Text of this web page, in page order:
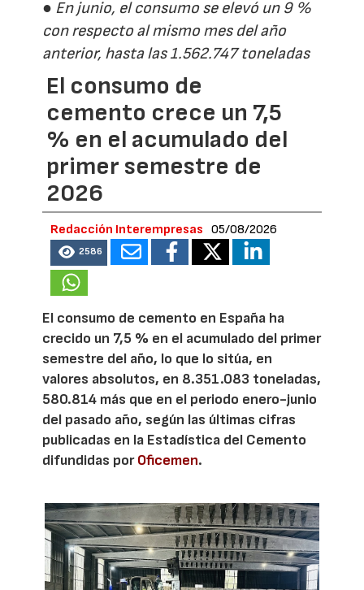
● En junio, el consumo se elevó un 9 %
con respecto al mismo mes del año
anterior, hasta las 1.562.747 toneladas
El consumo de
cemento crece un 7,5
% en el acumulado del
primer semestre de
2026
Redacción Interempresas 05/08/2026
2586
El consumo de cemento en España ha
crecido un 7,5 % en el acumulado del primer
semestre del año, lo que lo sitúa, en
valores absolutos, en 8.351.083 toneladas,
580.814 más que en el periodo enero-junio
del pasado año, según las últimas cifras
publicadas en la Estadística del Cemento
difundidas porOficemen.